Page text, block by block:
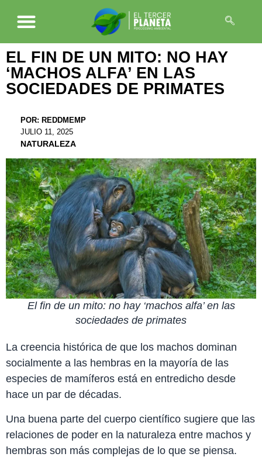
EL FIN DE UN MITO: NO HAY
‘MACHOS ALFA’ EN LAS
SOCIEDADES DE PRIMATES
POR: REDDMEMP
JULIO 11, 2025
NATURALEZA
El fin de un mito: no hay ‘machos alfa’ en las
sociedades de primates
La creencia histórica de que los machos dominan
socialmente a las hembras en la mayoría de las
especies de mamíferos está en entredicho desde
hace un par de décadas.
Una buena parte del cuerpo científico sugiere que las
relaciones de poder en la naturaleza entre machos y
hembras son más complejas de lo que se piensa.